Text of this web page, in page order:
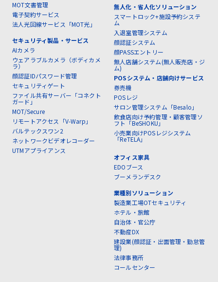
MOT文書管理
電子契約サービス
法人光回線サービス「MOT光」
セキュリティ製品・サービス
AIカメラ
ウェアラブルカメラ（ボディカメ
ラ）
顔認証IDパスワード管理
セキュリティゲート
ファイル共有サーバー「コネクト
ガード」
MOT/Secure
リモートアクセス「V-Warp」
バルテックスワン2
ネットワークビデオレコーダー
UTMアプライアンス
無人化・省人化ソリューション
スマートロック+施設予約システ
ム
入退室管理システム
顔認証システム
顔PASSエントリー
無人店舗システム(無人販売店・ジ
ム)
POSシステム・店舗向けサービス
券売機
POSレジ
サロン管理システム「Besalo」
飲食店向け予約管理・顧客管理ソ
フト「BeSHOKU」
小売業向けPOSレジシステム
「ReTELA」
オフィス家具
EDOブース
ブーメランデスク
業種別ソリューション
製造業工場OTセキュリティ
ホテル・旅館
自治体・官公庁
不動産DX
建設業(顔認証・出面管理・勤怠管
理)
法律事務所
コールセンター